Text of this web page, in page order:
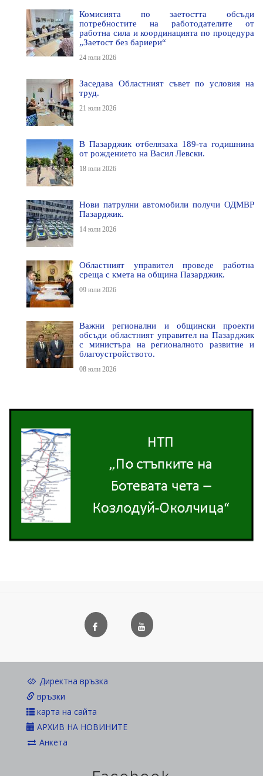
Комисията по заетостта обсъди
потребностите на работодателите от
работна сила и координацията по процедура
„Заетост без бариери“
24 юли 2026
Заседава Областният съвет по условия на
труд.
21 юли 2026
В Пазарджик отбелязаха 189-та годишнина
от рождението на Васил Левски.
18 юли 2026
Нови патрулни автомобили получи ОДМВР
Пазарджик.
14 юли 2026
Областният управител проведе работна
среща с кмета на община Пазарджик.
09 юли 2026
Важни регионални и общински проекти
обсъди областният управител на Пазарджик
с министъра на регионалното развитие и
благоустройството.
08 юли 2026
Директна връзка
връзки
карта на сайта
АРХИВ НА НОВИНИТЕ
Анкета